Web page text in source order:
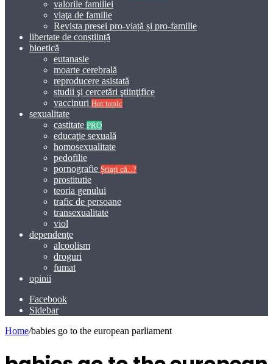
valorile familiei
viaţa de familie
Revista presei pro-viață și pro-familie
libertate de conștiință
bioetică
eutanasie
moarte cerebrală
reproducere asistată
studii şi cercetări ştiinţifice
vaccinuri Hot topic
sexualitate
castitate PRO
educaţie sexuală
homosexualitate
pedofilie
pornografie Știați că...?
prostitutie
teoria genului
trafic de persoane
transexualitate
viol
dependenţe
alcoolism
droguri
fumat
opinii
Facebook
Sidebar
Home/babies go to the european parliament